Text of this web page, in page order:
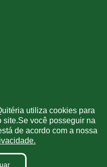
utiliza cookies para
site.Se você posseguir na
de acordo com a nossa